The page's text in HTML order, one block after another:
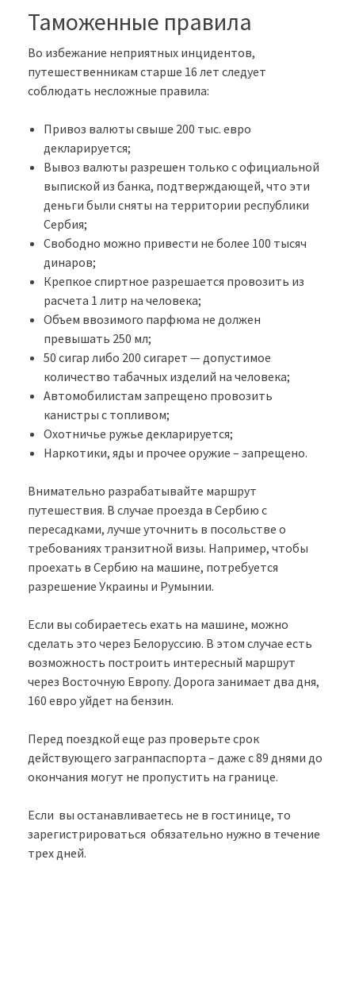
Таможенные правила
Во избежание неприятных инцидентов,
путешественникам старше 16 лет следует
соблюдать несложные правила:
Привоз валюты свыше 200 тыс. евро
декларируется;
Вывоз валюты разрешен только с официальной
выпиской из банка, подтверждающей, что эти
деньги были сняты на территории республики
Сербия;
Свободно можно привести не более 100 тысяч
динаров;
Крепкое спиртное разрешается провозить из
расчета 1 литр на человека;
Объем ввозимого парфюма не должен
превышать 250 мл;
50 сигар либо 200 сигарет — допустимое
количество табачных изделий на человека;
Автомобилистам запрещено провозить
канистры с топливом;
Охотничье ружье декларируется;
Наркотики, яды и прочее оружие – запрещено.
Внимательно разрабатывайте маршрут
путешествия. В случае проезда в Сербию с
пересадками, лучше уточнить в посольстве о
требованиях транзитной визы. Например, чтобы
проехать в Сербию на машине, потребуется
разрешение Украины и Румынии.
Если вы собираетесь ехать на машине, можно
сделать это через Белоруссию. В этом случае есть
возможность построить интересный маршрут
через Восточную Европу. Дорога занимает два дня,
160 евро уйдет на бензин.
Перед поездкой еще раз проверьте срок
действующего загранпаспорта – даже с 89 днями до
окончания могут не пропустить на границе.
Если вы останавливаетесь не в гостинице, то
зарегистрироваться обязательно нужно в течение
трех дней.